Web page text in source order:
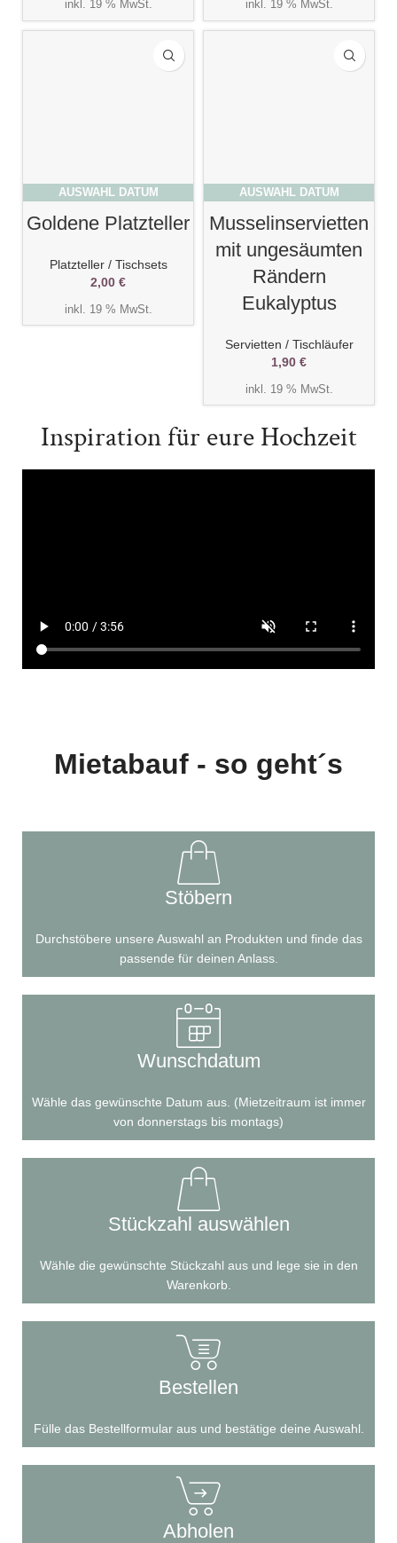
inkl. 19 % MwSt. inkl. 19 % MwSt.
AUSWAHL DATUM
Goldene Platzteller
Platzteller / Tischsets
2,00 €
inkl. 19 % MwSt.
AUSWAHL DATUM
Musselinservietten
mit ungesäumten
Rändern
Eukalyptus
Servietten / Tischläufer
1,90 €
inkl. 19 % MwSt.
Inspiration für eure Hochzeit
Mietabauf - so geht´s
Stöbern
Durchstöbere unsere Auswahl an Produkten und finde das
passende für deinen Anlass.
Wunschdatum
Wähle das gewünschte Datum aus. (Mietzeitraum ist immer
von donnerstags bis montags)
Stückzahl auswählen
Wähle die gewünschte Stückzahl aus und lege sie in den
Warenkorb.
Bestellen
Fülle das Bestellformular aus und bestätige deine Auswahl.
Abholen